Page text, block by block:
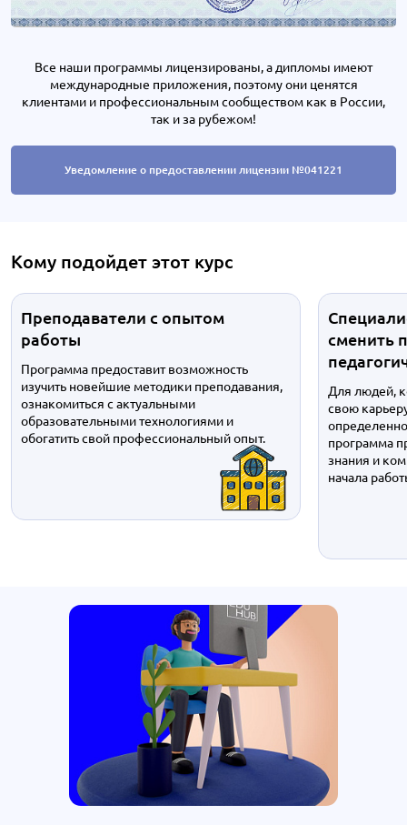
Все наши программы лицензированы, а дипломы имеют
международные приложения, поэтому они ценятся
клиентами и профессиональным сообществом как в России,
так и за рубежом!
Уведомление о предоставлении лицензии №041221
Кому подойдет этот курс
Преподаватели с опытом
работы
Программа предоставит возможность
изучить новейшие методики преподавания,
ознакомиться с актуальными
образовательными технологиями и
обогатить свой профессиональный опыт.
сменить
Для людей,
свою
программа
знания и
начала